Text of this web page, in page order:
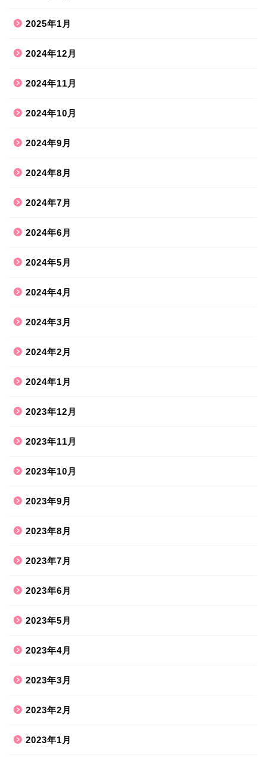
2025年1月
2024年12月
2024年11月
2024年10月
2024年9月
2024年8月
2024年7月
2024年6月
2024年5月
2024年4月
2024年3月
2024年2月
2024年1月
2023年12月
2023年11月
2023年10月
2023年9月
2023年8月
2023年7月
2023年6月
2023年5月
2023年4月
2023年3月
2023年2月
2023年1月